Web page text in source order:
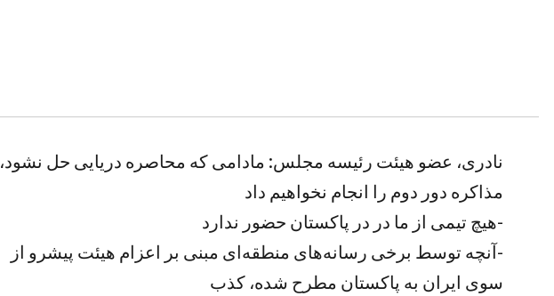
نادری، عضو هیئت رئیسه مجلس: مادامی که محاصره دریایی حل نشود،
مذاکره دور دوم را انجام نخواهیم داد
-هیچ تیمی از ما در در پاکستان حضور ندارد
-آنچه توسط برخی رسانه‌های منطقه‌ای مبنی بر اعزام هیئت پیشرو از
سوی ایران به پاکستان مطرح شده، کذب